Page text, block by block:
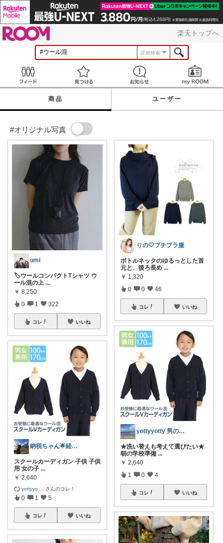
楽天トップへ
詳細検索
見つける お知らせ
商品 ユーザー
#オリジナル写真
umi
🏷️ウールコンパクトTシャツ ウ
ール混の上 ...
￥ 8,250
0 1 322
コレ いいね
納税ちゃん🌟経由購入★
スクールカーディガン 子供 子供
用 女の子 ...
￥ 2,640
yottyyo さんのコレ！
0 1 5
コレ いいね
りの🤍プチプラ服
ボトルネックのゆるっとした首
元と、後ろ長め ...
￥ 1,320
0 0 46
コレ いいね
yottyyotty 男の子ママの暮らし
★洗い替えも考えて選びたい★
朝の学校準備 ...
￥ 2,640
1 0 4
コレ いいね